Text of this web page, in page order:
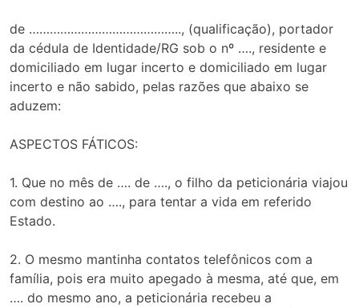
de …………………………………….., (qualificação), portador
da cédula de Identidade/RG sob o nº …., residente e
domiciliado em lugar incerto e domiciliado em lugar
incerto e não sabido, pelas razões que abaixo se
aduzem:
ASPECTOS FÁTICOS:
1. Que no mês de …. de …., o filho da peticionária viajou
com destino ao …., para tentar a vida em referido
Estado.
2. O mesmo mantinha contatos telefônicos com a
família, pois era muito apegado à mesma, até que, em
…. do mesmo ano, a peticionária recebeu a